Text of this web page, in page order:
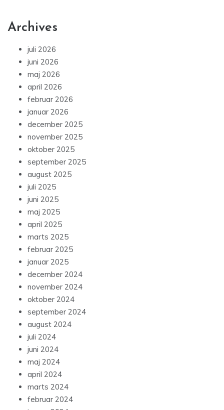
Archives
juli 2026
juni 2026
maj 2026
april 2026
februar 2026
januar 2026
december 2025
november 2025
oktober 2025
september 2025
august 2025
juli 2025
juni 2025
maj 2025
april 2025
marts 2025
februar 2025
januar 2025
december 2024
november 2024
oktober 2024
september 2024
august 2024
juli 2024
juni 2024
maj 2024
april 2024
marts 2024
februar 2024